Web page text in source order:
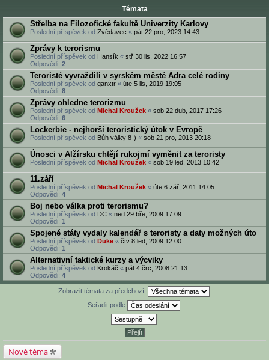
Témata
Střelba na Filozofické fakultě Univerzity Karlovy
Poslední příspěvek od Zvědavec « pát 22 pro, 2023 14:43
Zprávy k terorismu
Poslední příspěvek od Hansík « stř 30 lis, 2022 16:57
Odpovědi: 2
Teroristé vyvraždili v syrském městě Adra celé rodiny
Poslední příspěvek od ganxtr « úte 5 lis, 2019 19:05
Odpovědi: 8
Zprávy ohledne terorizmu
Poslední příspěvek od Michal Kroužek « sob 22 dub, 2017 17:26
Odpovědi: 6
Lockerbie - nejhorší teroristický útok v Evropě
Poslední příspěvek od Bůh války 8-) « sob 21 pro, 2013 20:18
Únosci v Alžírsku chtějí rukojmí vyměnit za teroristy
Poslední příspěvek od Michal Kroužek « sob 19 led, 2013 10:42
11.září
Poslední příspěvek od Michal Kroužek « úte 6 zář, 2011 14:05
Odpovědi: 4
Boj nebo válka proti terorismu?
Poslední příspěvek od DC « ned 29 bře, 2009 17:09
Odpovědi: 1
Spojené státy vydaly kalendář s teroristy a daty možných úto
Poslední příspěvek od Duke « čtv 8 led, 2009 12:00
Odpovědi: 1
Alternativní taktické kurzy a výcviky
Poslední příspěvek od Krokáč « pát 4 črc, 2008 21:13
Odpovědi: 4
Zobrazit témata za předchozí:
Seřadit podle
Nové téma